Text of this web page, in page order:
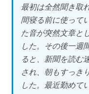
最初は全然聞き取
間寝る前に使って
た音が突然文章と
した。その後一週
ると、新聞を読む
され、朝もすっき
した。最近勤めて